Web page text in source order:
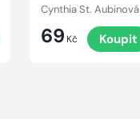
Cynthia St. Aubinová
69 Kč Koupit